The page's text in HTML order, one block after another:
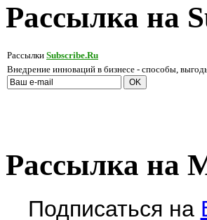
Рассылка на
Рассылки Subscribe.Ru
Внедрение инноваций в бизнесе - способы,
Рассылка на
Подписаться на